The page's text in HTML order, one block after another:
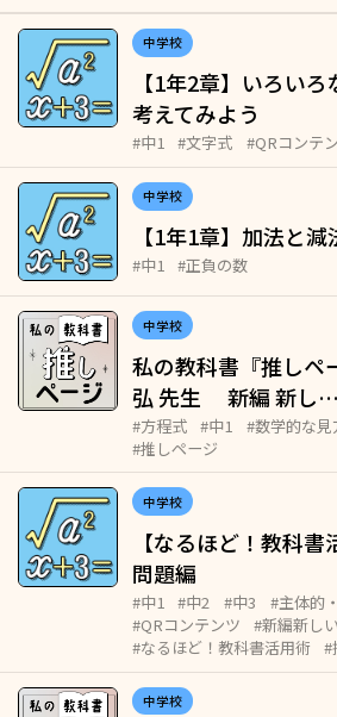
中学校
【1年2章】いろい
考えてみよう
#中1 #文字式 #QRコンテ
中学校
【1年1章】加法と
#中1 #正負の数
中学校
私の教科書『推し
弘 先生 新編 新し…
#方程式 #中1
#数学的な
#推しページ
中学校
【なるほど！教科
問題編
#中1 #中2 #中3
#主体的
#QRコンテンツ
#新編新し
#なるほど！教科書活用術
#
中学校